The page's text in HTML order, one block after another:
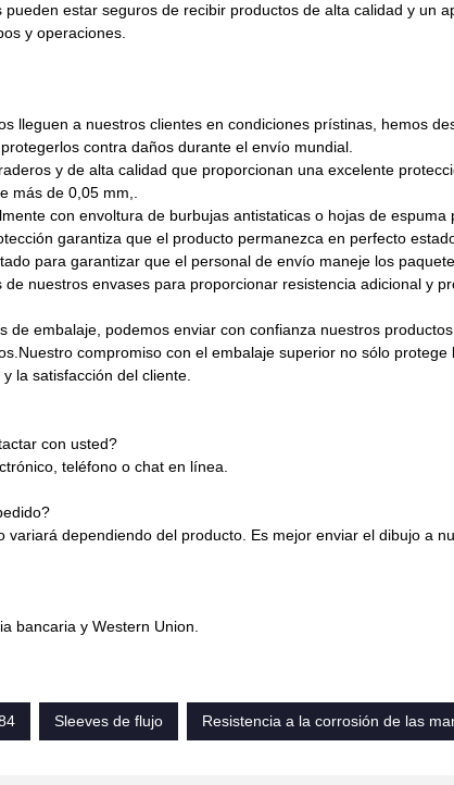
estar seguros de recibir productos de alta calidad y un
y operaciones.
lleguen a nuestros clientes en condiciones prístinas, hemos
contra daños durante el envío mundial.
y de alta calidad que proporcionan una excelente
más de 0,05 mm,.
con envoltura de burbujas antistaticas o hojas de
garantiza que el producto permanezca en perfecto
para garantizar que el personal de envío maneje los
nuestros envases para proporcionar resistencia adicional y
de embalaje, podemos enviar con confianza nuestros
compromiso con el embalaje superior no sólo
la satisfacción del cliente.
con usted?
teléfono o chat en línea.
variará dependiendo del producto. Es mejor enviar el dibujo a
bancaria y Western Union.
Sleeves de flujo Resistencia a la corrosión de las